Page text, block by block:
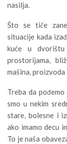
nasilja.
Što se tiče
situacije kada
kuće u
prostorijama,
mašina,
Treba da
smo u nekim
stare, bolesne i
ako imamo decu
To je naša